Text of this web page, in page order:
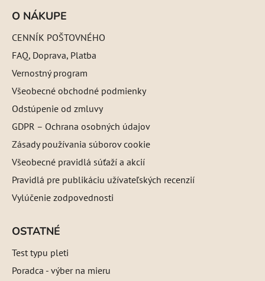
O NÁKUPE
CENNÍK POŠTOVNÉHO
FAQ, Doprava, Platba
Vernostný program
Všeobecné obchodné podmienky
Odstúpenie od zmluvy
GDPR – Ochrana osobných údajov
Zásady používania súborov cookie
Všeobecné pravidlá súťaží a akcií
Pravidlá pre publikáciu užívateľských recenzií
Vylúčenie zodpovednosti
OSTATNÉ
Test typu pleti
Poradca - výber na mieru